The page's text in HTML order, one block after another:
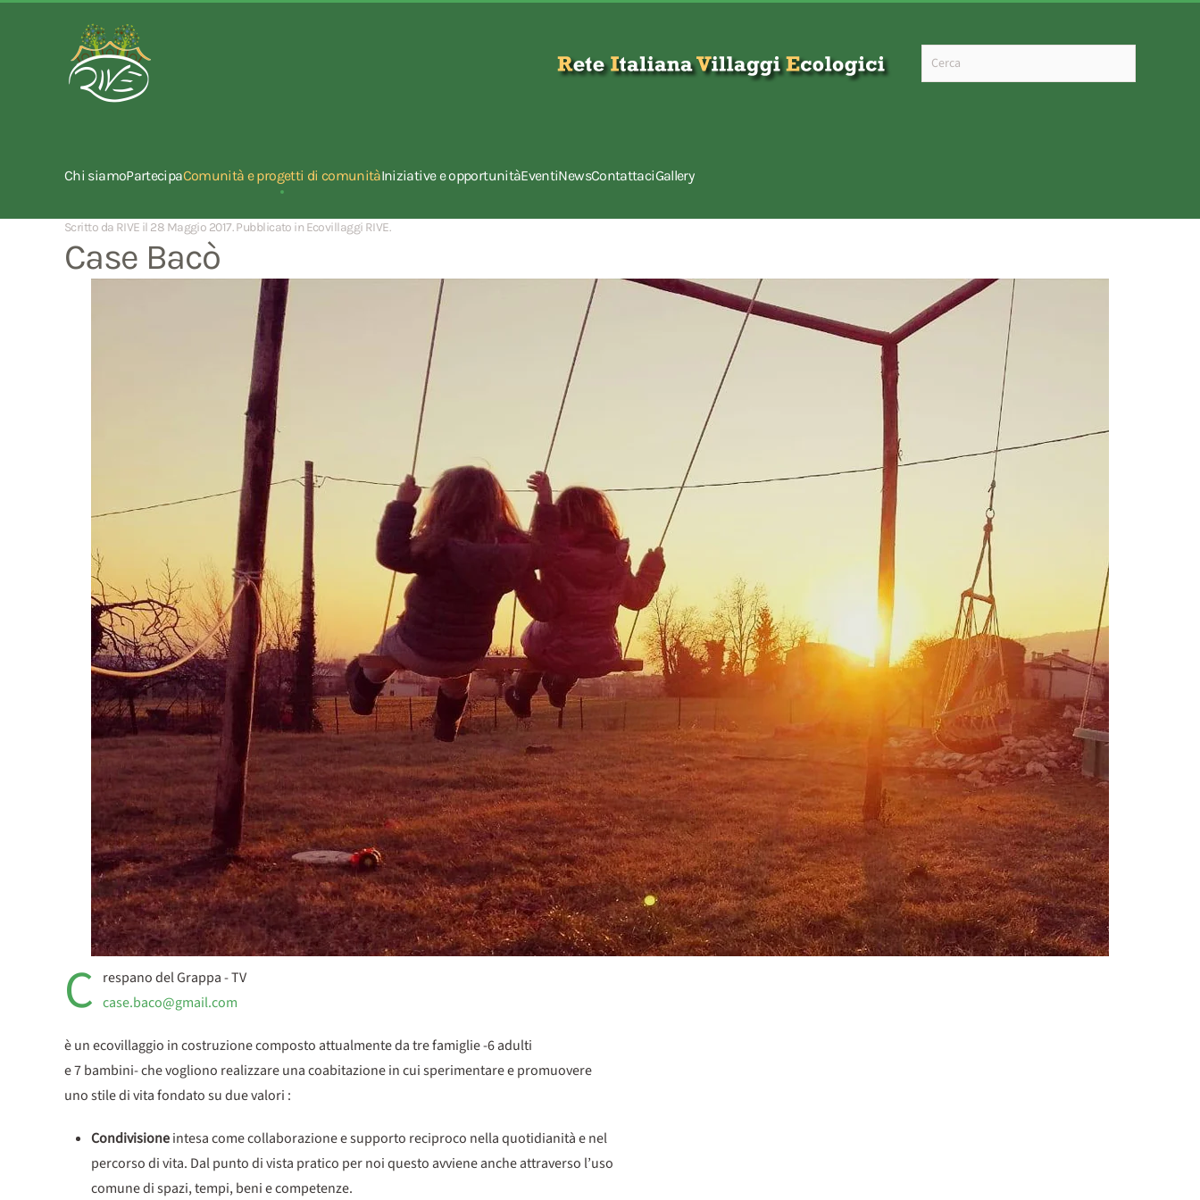
Chi siamoPartecipaComunità e progetti di comunitàIniziative e opportunitàEventiNewsContattaciGallery
Scritto da RIVE il 28 Maggio 2017. Pubblicato in Ecovillaggi RIVE.
Case Bacò
C respano del Grappa - TV
case.baco@gmail.com
è un ecovillaggio in costruzione composto attualmente da tre famiglie -6 adulti
e 7 bambini- che vogliono realizzare una coabitazione in cui sperimentare e promuovere
uno stile di vita fondato su due valori :
Condivisioneintesa come collaborazione e supporto reciproco nella quotidianità e nel
percorso di vita. Dal punto di vista pratico per noi questo avviene anche attraverso l’uso
comune di spazi, tempi, beni e competenze.